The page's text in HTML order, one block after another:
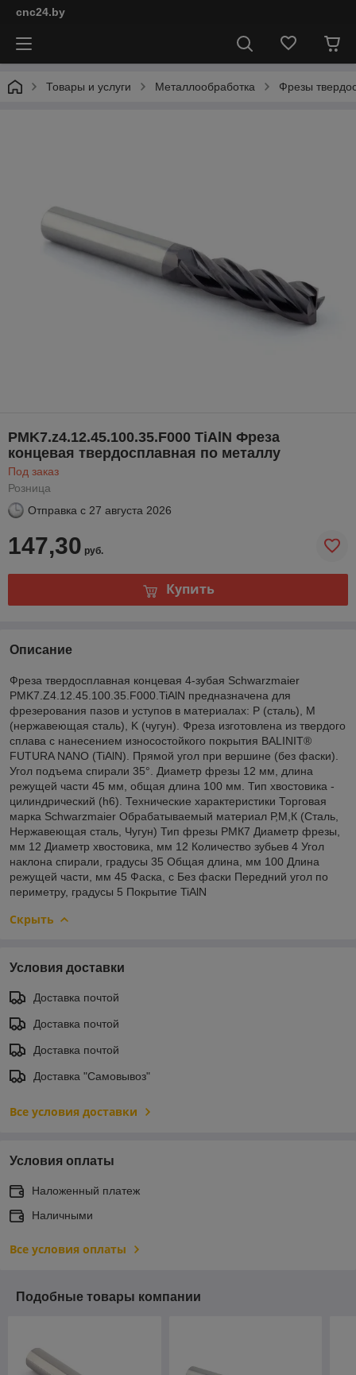
cnc24.by
Товары и услуги Металлообработка Фрезы
PMK7.z4.12.45.100.35.F000 TiAlN Фреза
концевая твердосплавная по металлу
Под заказ
Розница
Отправка с 27 августа 2026
147,30 руб.
Купить
Описание
Фреза твердосплавная концевая 4-зубая Schwarzmaier
PMK7.Z4.12.45.100.35.F000.TiAlN предназначена для
фрезерования пазов и уступов в материалах: P (сталь), M
(нержавеющая сталь), K (чугун). Фреза изготовлена из твердого
сплава с нанесением износостойкого покрытия BALINIT®
FUTURA NANO (TiAlN). Прямой угол при вершине (без фаски).
Угол подъема спирали 35°. Диаметр фрезы 12 мм, длина
режущей части 45 мм, общая длина 100 мм. Тип хвостовика -
цилиндрический (h6). Технические характеристики Торговая
марка Schwarzmaier Обрабатываемый материал Р,М,К (Сталь,
Нержавеющая сталь, Чугун) Тип фрезы РМК7 Диаметр фрезы,
мм 12 Диаметр хвостовика, мм 12 Количество зубьев 4 Угол
наклона спирали, градусы 35 Общая длина, мм 100 Длина
режущей части, мм 45 Фаска, с Без фаски Передний угол по
периметру, градусы 5 Покрытие TiAlN
Скрыть
Условия доставки
Доставка почтой
Доставка почтой
Доставка почтой
Доставка "Самовывоз"
Все условия доставки
Условия оплаты
Наложенный платеж
Наличными
Все условия оплаты
Подобные товары компании